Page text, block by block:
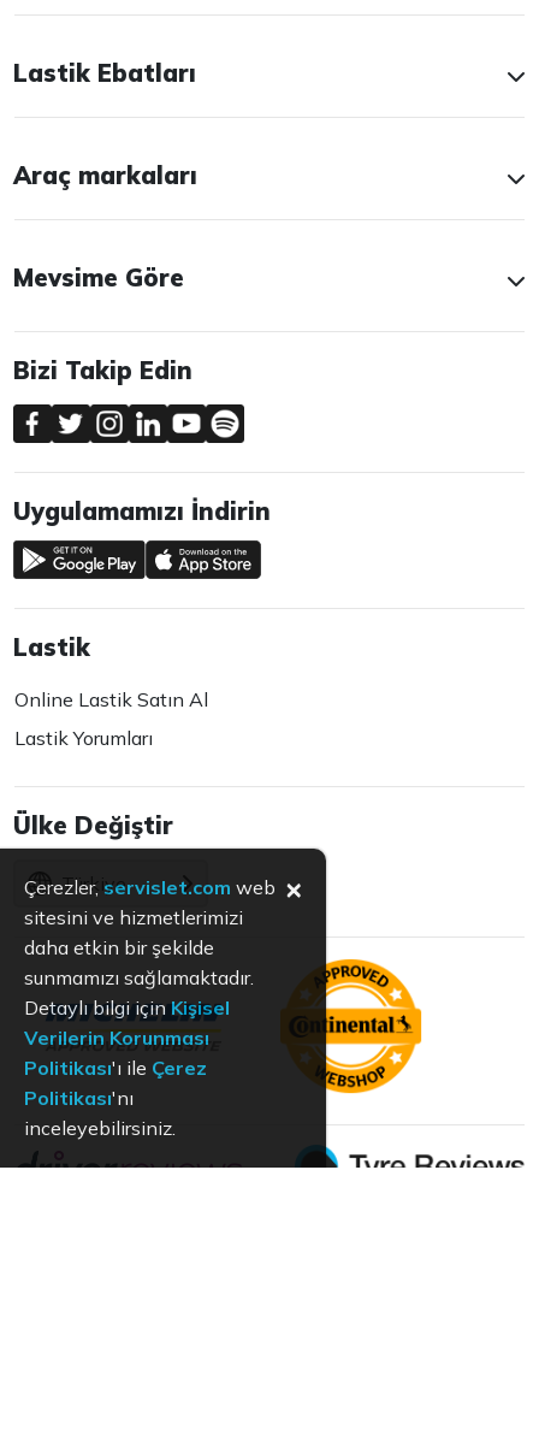
Lastik Ebatları
Araç markaları
Mevsime Göre
Bizi Takip Edin
Uygulamamızı İndirin
Lastik
Online Lastik Satın Al
Lastik Yorumları
Ülke Değiştir
Türkiye
Çerezler, servislet.com web
sitesini ve hizmetlerimizi
daha etkin bir şekilde
sunmamızı sağlamaktadır.
Detaylı bilgi içinKişisel
Verilerin Korunması
Politikası'ı ile Çerez
Politikası'nı
inceleyebilirsiniz.
×